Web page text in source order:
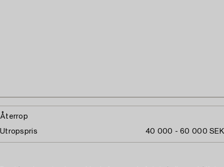
Återrop
Utropspris 40 000 - 60 000 SEK